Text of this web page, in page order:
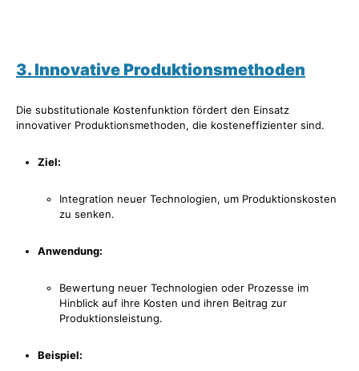
3. Innovative Produktionsmethoden
Die substitutionale Kostenfunktion fördert den Einsatz
innovativer Produktionsmethoden, die kosteneffizienter sind.
Ziel:
Integration neuer Technologien, um Produktionskosten
zu senken.
Anwendung:
Bewertung neuer Technologien oder Prozesse im
Hinblick auf ihre Kosten und ihren Beitrag zur
Produktionsleistung.
Beispiel: